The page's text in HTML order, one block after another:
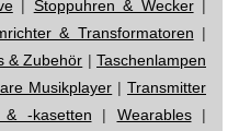
| Stoppuhren & Wecker|
& Transformatoren |
& Zubehör | Taschenlampen
Musikplayer | Transmitter
& -kasetten | Wearables|